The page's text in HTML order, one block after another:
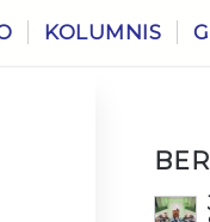
KOLUMNIS